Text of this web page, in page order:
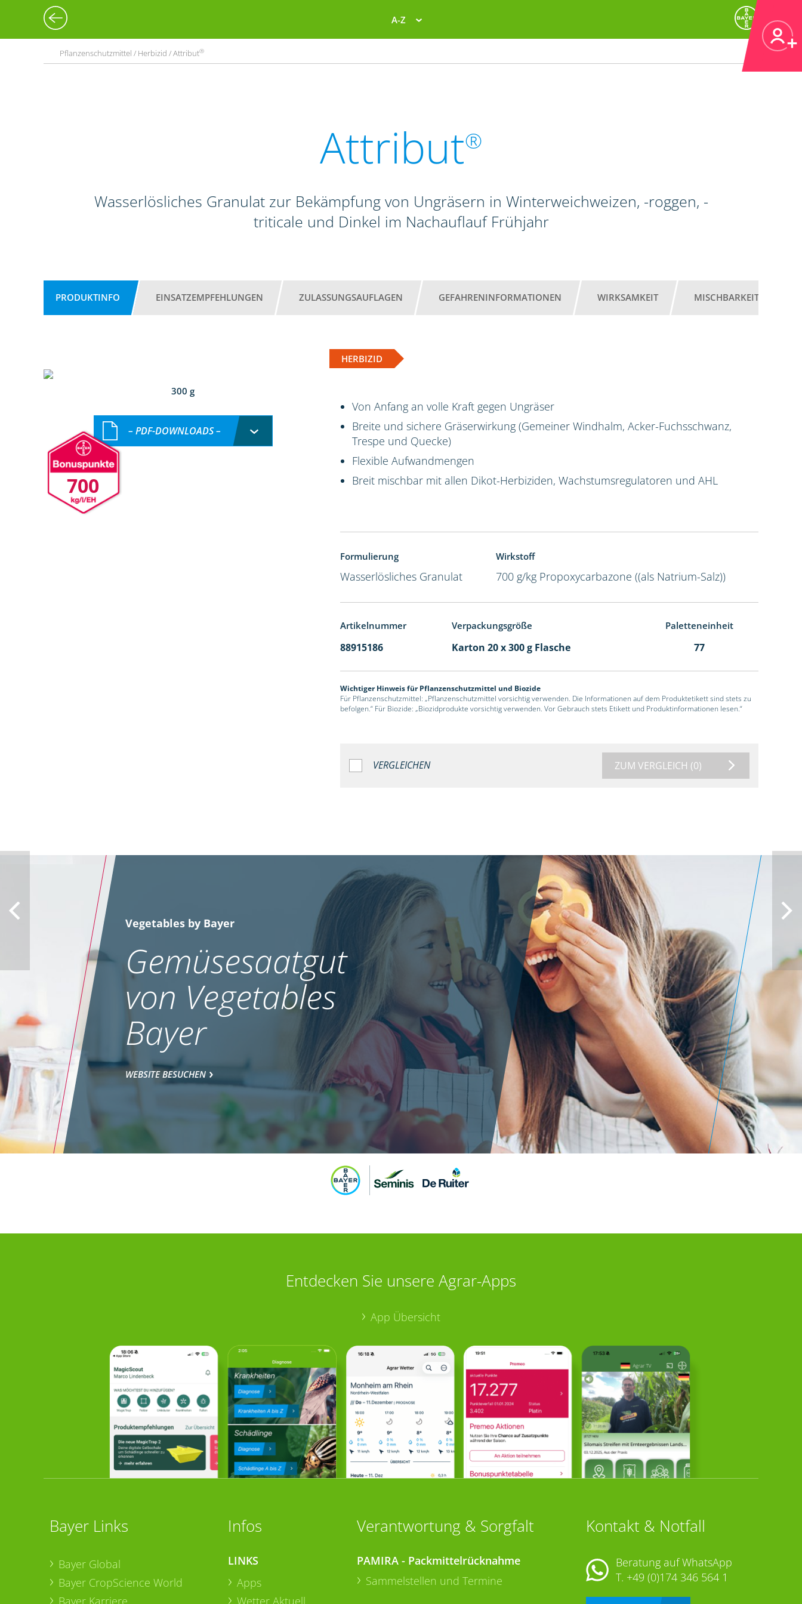
A-Z
Pflanzenschutzmittel / Herbizid / Attribut®
Attribut®
Wasserlösliches Granulat zur Bekämpfung von Ungräsern in Winterweichweizen, -roggen, -
triticale und Dinkel im Nachauflauf Frühjahr
PRODUKTINFO EINSATZEMPFEHLUNGEN ZULASSUNGSAUFLAGEN GEFAHRENINFORMATIONEN WIRKSAMKEIT MISCHBARKEIT
HERBIZID
300 g
700
– PDF-DOWNLOADS –
Von Anfang an volle Kraft gegen Ungräser
Breite und sichere Gräserwirkung (Gemeiner Windhalm, Acker-Fuchsschwanz,
Trespe und Quecke)
Flexible Aufwandmengen
Breit mischbar mit allen Dikot-Herbiziden, Wachstumsregulatoren und AHL
Formulierung
Wasserlösliches Granulat
Wirkstoff
700 g/kg Propoxycarbazone ((als Natrium-Salz))
Artikelnummer Verpackungsgröße Paletteneinheit
88915186 Karton 20 x 300 g Flasche 77
Wichtiger Hinweis für Pflanzenschutzmittel und Biozide
Für Pflanzenschutzmittel: „Pflanzenschutzmittel vorsichtig verwenden. Die Informationen auf dem Produktetikett sind stets zu
befolgen.“ Für Biozide: „Biozidprodukte vorsichtig verwenden. Vor Gebrauch stets Etikett und Produktinformationen lesen.“
VERGLEICHEN ZUM VERGLEICH (0)
Vegetables by Bayer
Gemüsesaatgut
von Vegetables
Bayer
WEBSITE BESUCHEN
Entdecken Sie unsere Agrar-Apps
App Übersicht
Bayer Links
Bayer Global
Bayer CropScience World
Bayer Karriere
Infos
LINKS
Apps
Wetter Aktuell
Verantwortung & Sorgfalt
PAMIRA - Packmittelrücknahme
Sammelstellen und Termine
Kontakt & Notfall
Beratung auf WhatsApp
T. +49 (0)174 346 564 1